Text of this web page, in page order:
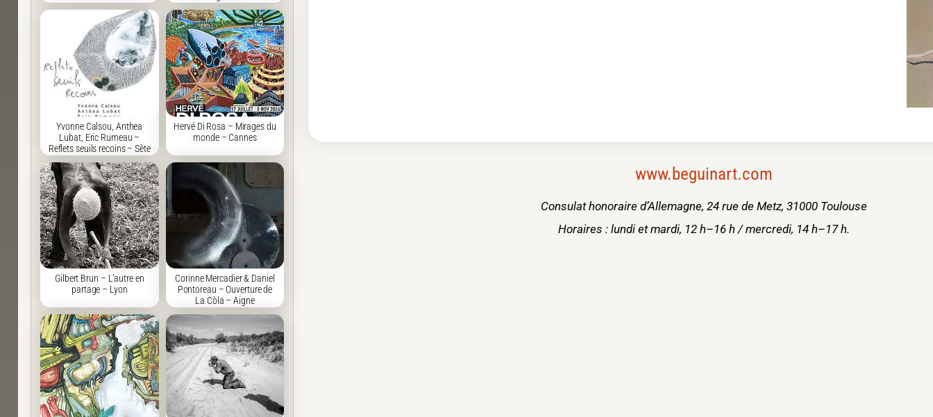
Yvonne Calsou, Anthea
Lubat, Eric Rumeau –
Reflets seuils recoins – Sète
Hervé Di Rosa – Mirages du
monde – Cannes
Gilbert Brun – L’autre en
partage – Lyon
Corinne Mercadier & Daniel
Pontoreau – Ouverture de
La Còla – Aigne
www.beguinart.com
Consulat honoraire d’Allemagne, 24 rue de Metz, 31000 Toulouse
Horaires : lundi et mardi, 12 h–16 h / mercredi, 14 h–17 h.